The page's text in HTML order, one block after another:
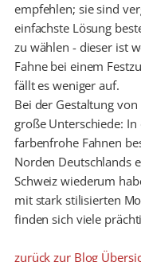
empfehlen; sie sind
einfachste Lösung
zu wählen - dieser ist
Fahne bei einem
fällt es weniger auf.
Bei der Gestaltung
große Unterschiede:
farbenfrohe Fahnen
Norden Deutschlands
Schweiz wiederum
mit stark stilisierten
finden sich viele
zurück zur Blog